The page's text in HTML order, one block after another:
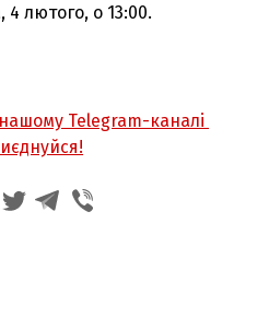
4 лютого, о 13:00.
Telegram-каналі